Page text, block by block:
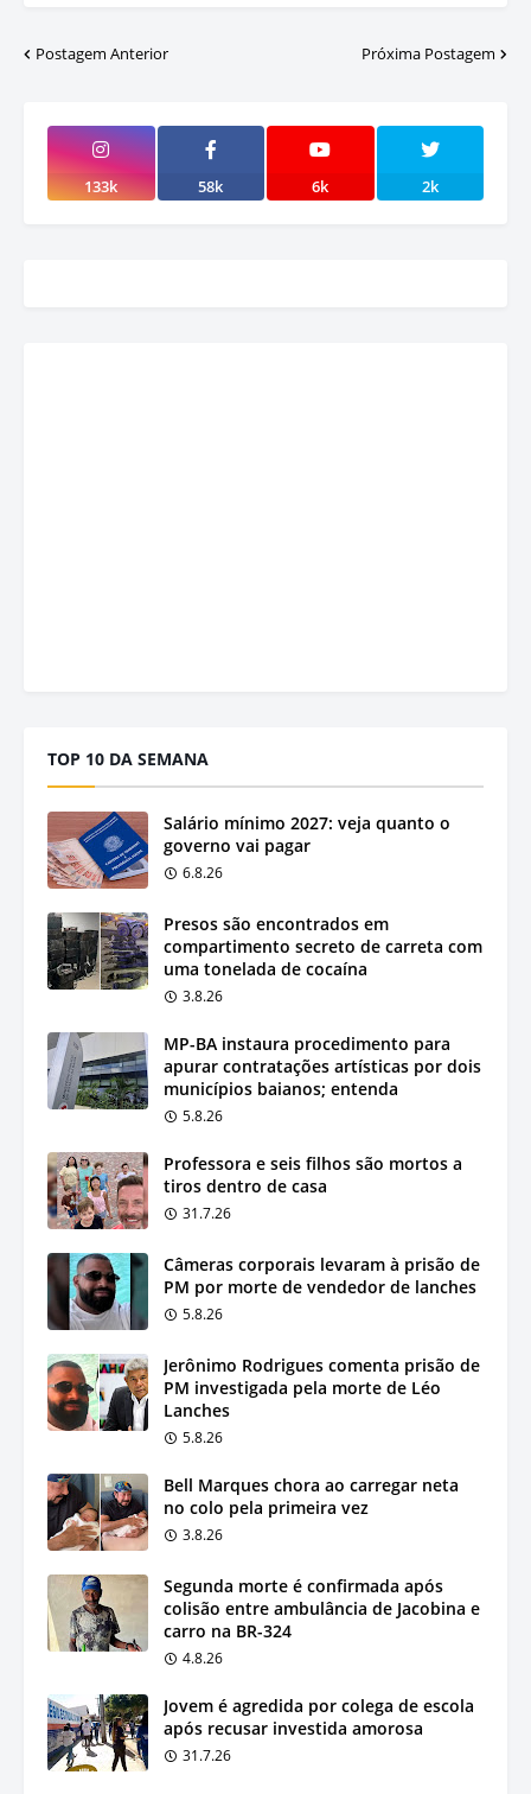
Postagem Anterior Próxima Postagem
133k 58k 6k 2k
TOP 10 DA SEMANA
Salário mínimo 2027: veja quanto o
governo vai pagar
6.8.26
Presos são encontrados em
compartimento secreto de carreta com
uma tonelada de cocaína
3.8.26
MP-BA instaura procedimento para
apurar contratações artísticas por dois
municípios baianos; entenda
5.8.26
Professora e seis filhos são mortos a
tiros dentro de casa
31.7.26
Câmeras corporais levaram à prisão de
PM por morte de vendedor de lanches
5.8.26
Jerônimo Rodrigues comenta prisão de
PM investigada pela morte de Léo
Lanches
5.8.26
Bell Marques chora ao carregar neta
no colo pela primeira vez
3.8.26
Segunda morte é confirmada após
colisão entre ambulância de Jacobina e
carro na BR-324
4.8.26
Jovem é agredida por colega de escola
após recusar investida amorosa
31.7.26